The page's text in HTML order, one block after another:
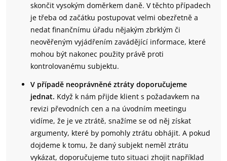
skončit vysokým doměrkem daně. V těchto případech
je třeba od začátku postupovat velmi obezřetně a
nedat finančnímu úřadu nějakým zbrklým či
neověřeným vyjádřením zavádějící informace, které
mohou být nakonec použity právě proti
kontrolovanému subjektu.
V případě neoprávněné ztráty doporučujeme
jednat. Když k nám přijde klient s požadavkem na
revizi převodních cen a na úvodním meetingu
vidíme, že je ve ztrátě, snažíme se od něj získat
argumenty, které by pomohly ztrátu obhájit. A pokud
dojdeme k tomu, že daný subjekt neměl ztrátu
vykázat, doporučujeme tuto situaci zhojit například